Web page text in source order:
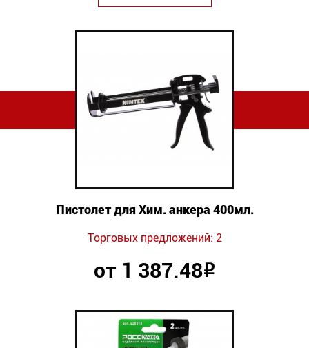
Пистолет для Хим. анкера 400мл.
Торговых предложений: 2
от 1 387.48Р